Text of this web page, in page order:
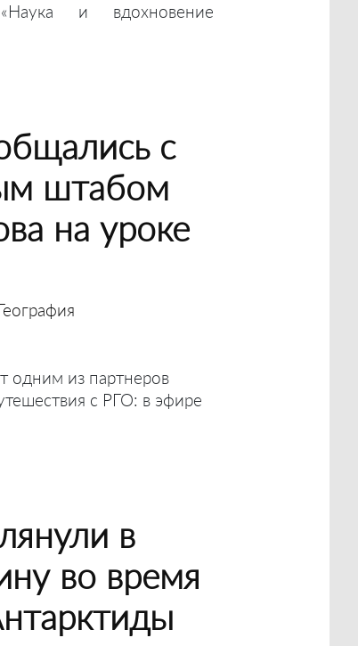
и вдохновение
с
штабом
на уроке
одним из партнеров
с РГО: в эфире
в
во время